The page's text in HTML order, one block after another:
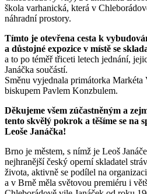
škola varhanická, která v
náhradní prostory.
Tímto je otevřena cesta k
a důstojné expozice v místě se
a to po téměř třiceti letech jednání,
Janáčka součástí.
Směnu vyjednala primátorka Markéta
biskupem Pavlem Konzbulem.
Děkujeme všem zúčastněným a
tento skvělý pokrok a těšíme se na
Leoše Janáčka!
Brno je městem, s nímž je Leoš
nejhranější český operní skladatel
života, aktivně se podílel na
a v Brně měla světovou premiéru i